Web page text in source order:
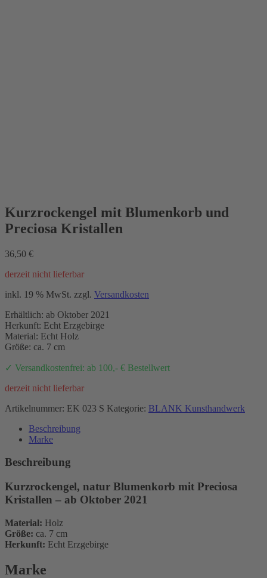
Kurzrockengel mit Blumenkorb und
Preciosa Kristallen
36,50 €
derzeit nicht lieferbar
inkl. 19 % MwSt. zzgl. Versandkosten
Erhältlich: ab Oktober 2021
Herkunft: Echt Erzgebirge
Material: Echt Holz
Größe: ca. 7 cm
✓ Versandkostenfrei: ab 100,- € Bestellwert
derzeit nicht lieferbar
Artikelnummer: EK 023 S Kategorie: BLANK Kunsthandwerk
Beschreibung
Marke
Beschreibung
Kurzrockengel, natur Blumenkorb mit Preciosa
Kristallen – ab Oktober 2021
Material: Holz
Größe: ca. 7 cm
Herkunft: Echt Erzgebirge
Marke